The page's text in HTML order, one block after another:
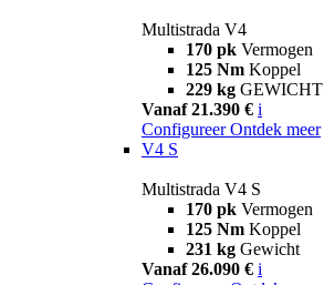
Multistrada V4
170 pk Vermogen
125 Nm Koppel
229 kg GEWICHT
Vanaf 21.390 € i
Configureer Ontdek meer
V4 S
Multistrada V4 S
170 pk Vermogen
125 Nm Koppel
231 kg Gewicht
Vanaf 26.090 € i